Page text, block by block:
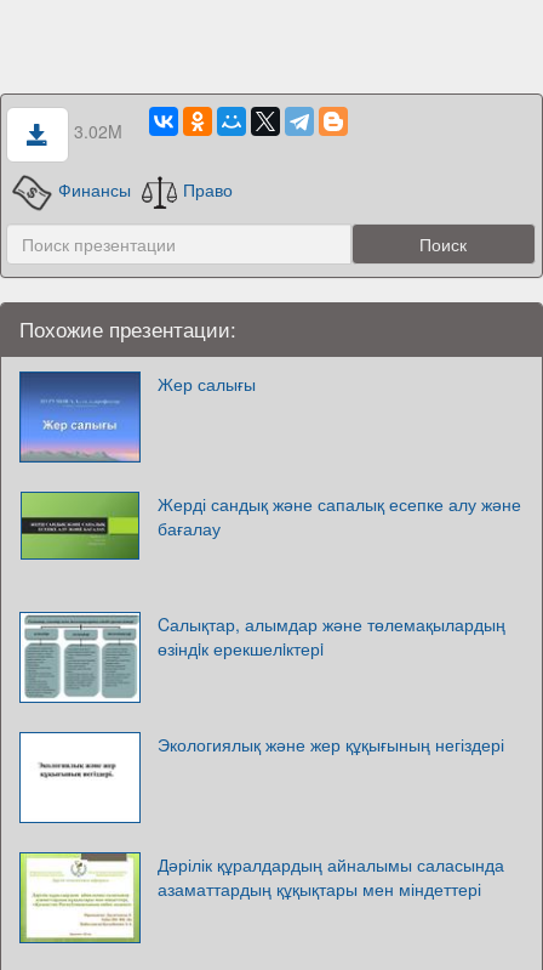
3.02M
Финансы Право
Похожие презентации:
Жер салығы
Жерді сандық және сапалық есепке алу және
бағалау
Cалықтар, алымдар және төлемақылардың
өзіндiк ерекшелiктерi
Экологиялық және жер құқығының негіздері
Дәрілік құралдардың айналымы саласында
азаматтардың құқықтары мен міндеттері